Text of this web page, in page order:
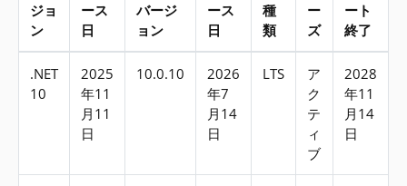
ジョ
ン
ース
日
バージ
ョン
ース
日
種
類
ー
ズ
ート
終了
.NET
10
2025
年11
月11
日
10.0.10
2026
年7
月14
日
LTS
ア
ク
テ
ィ
ブ
2028
年11
月14
日